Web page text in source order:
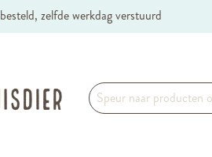
besteld, zelfde werkdag verstuurd